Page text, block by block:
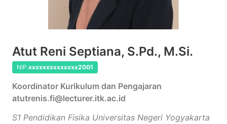
Atut Reni Septiana, S.Pd., M.Si.
NIP.xxxxxxxxxxxxxx2001
Koordinator Kurikulum dan Pengajaran
atutrenis.fi@lecturer.itk.ac.id
S1 Pendidikan Fisika Universitas Negeri Yogyakarta